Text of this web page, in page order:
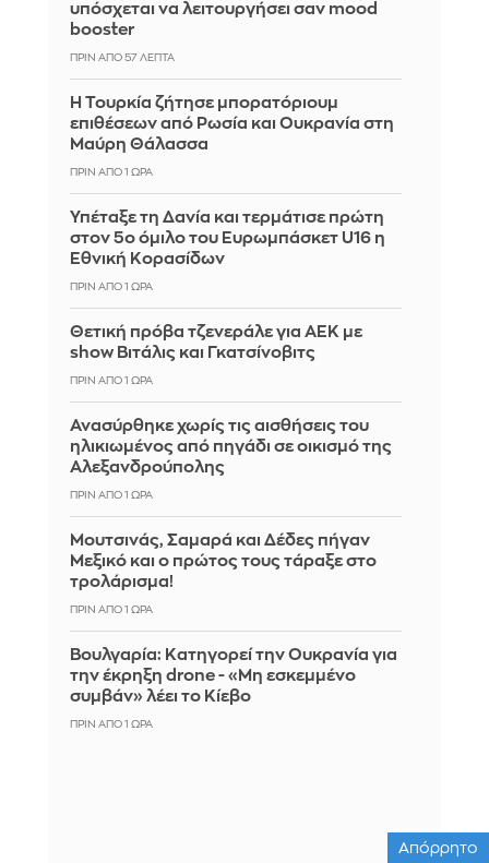
υπόσχεται να λειτουργήσει σαν mood
booster
ΠΡΙΝ ΑΠΌ 57 ΛΕΠΤΆ
Η Τουρκία ζήτησε μπορατόριουμ
επιθέσεων από Ρωσία και Ουκρανία στη
Μαύρη Θάλασσα
ΠΡΙΝ ΑΠΌ 1 ΏΡΑ
Υπέταξε τη Δανία και τερμάτισε πρώτη
στον 5ο όμιλο του Ευρωμπάσκετ U16 η
Εθνική Κορασίδων
ΠΡΙΝ ΑΠΌ 1 ΏΡΑ
Θετική πρόβα τζενεράλε για ΑΕΚ με
show Βιτάλις και Γκατσίνοβιτς
ΠΡΙΝ ΑΠΌ 1 ΏΡΑ
Ανασύρθηκε χωρίς τις αισθήσεις του
ηλικιωμένος από πηγάδι σε οικισμό της
Αλεξανδρούπολης
ΠΡΙΝ ΑΠΌ 1 ΏΡΑ
Μουτσινάς, Σαμαρά και Δέδες πήγαν
Μεξικό και ο πρώτος τους τάραξε στο
τρολάρισμα!
ΠΡΙΝ ΑΠΌ 1 ΏΡΑ
Βουλγαρία: Κατηγορεί την Ουκρανία για
την έκρηξη drone - «Μη εσκεμμένο
συμβάν» λέει το Κίεβο
ΠΡΙΝ ΑΠΌ 1 ΏΡΑ
Απόρρητο